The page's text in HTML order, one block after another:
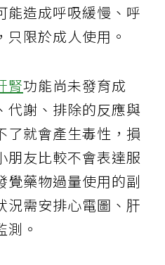
能造成呼吸緩慢、呼
限於成人使用。
腎功能尚未發育成
代謝、排除的反應與
了就會產生毒性，損
朋友比較不會表達服
覺藥物過量使用的副
況需安排心電圖、肝
。